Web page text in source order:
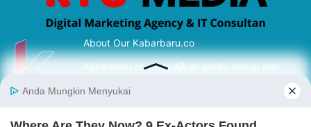
About Our Kabarbaru.co
Kabarbaru.co menyajikan berita aktual dan
serta terverifikasi dari sumber yang tepat.